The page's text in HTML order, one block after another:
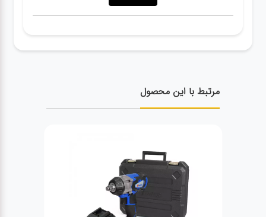
مرتبط با این محصول